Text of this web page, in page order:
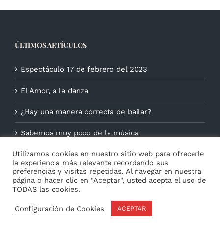
ÚLTIMOS ARTÍCULOS
Espectáculo 17 de febrero del 2023
El Amor, a la danza
¿Hay una manera correcta de bailar?
Sabemos muy poco de la música
Utilizamos cookies en nuestro sitio web para ofrecerle
la experiencia más relevante recordando sus
preferencias y visitas repetidas. Al navegar en nuestra
página o hacer clic en "Aceptar", usted acepta el uso de
TODAS las cookies.
Configuración de Cookies ACEPTAR